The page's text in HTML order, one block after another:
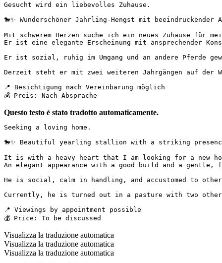
Gesucht wird ein liebevolles Zuhause.
🐎✨ Wunderschöner Jahrling-Hengst mit beeindruckender
Mit schwerem Herzen suche ich ein neues Zuhause
Er ist eine elegante Erscheinung mit ansprechender
Er ist sozial, ruhig im Umgang und an andere Pferde
Derzeit steht er mit zwei weiteren Jahrgängen auf der
📍 Besichtigung nach Vereinbarung möglich
💰 Preis: Nach Absprache
Questo testo è stato tradotto automaticamente.
Seeking a loving home.
🐎✨ Beautiful yearling stallion with a striking
It is with a heavy heart that I am looking for a new
An elegant appearance with a good build and a
He is social, calm in handling, and accustomed to
Currently, he is turned out in a pasture with two
📍 Viewings by appointment possible
💰 Price: To be discussed
Visualizza la traduzione automatica
Visualizza la traduzione automatica
Visualizza la traduzione automatica